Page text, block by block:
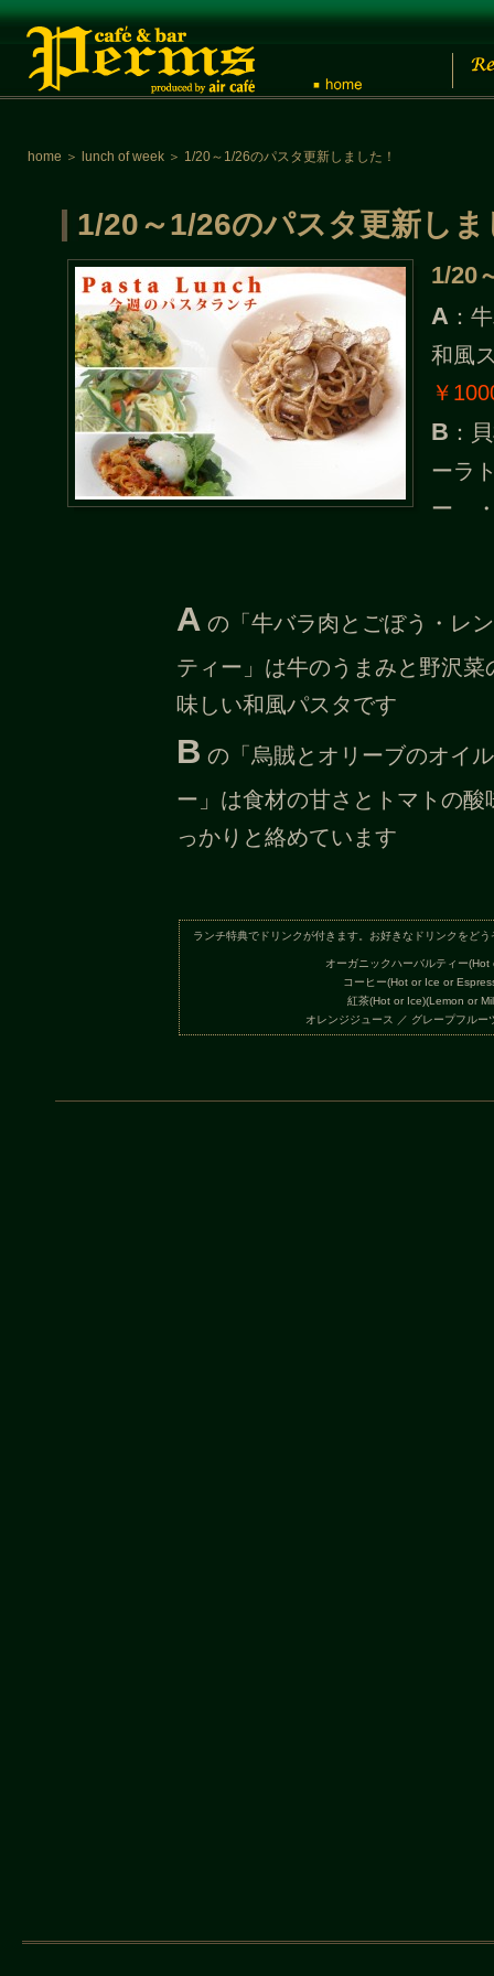
home ＞ lunch of week ＞ 1/20～1/26のパスタ更新しました！
1/20～1/26のパスタ更新しま
1/20
A ：
和風
￥
B ：
ーラ
ー
A の「牛バラ肉とごぼう・レ
ティー」は牛のうまみと野沢
味しい和風パスタです
B の「烏賊とオリーブのオイ
ー」は食材の甘さとトマトの
っかりと絡めています
ランチ特典でドリンクが付きます。お好きなドリンクをど
オーガニックハーバルティー(Hot
コーヒー(Hot or Ice or
紅茶(Hot or Ice)(Lemon or
オレンジジュース ／ グレープフルー